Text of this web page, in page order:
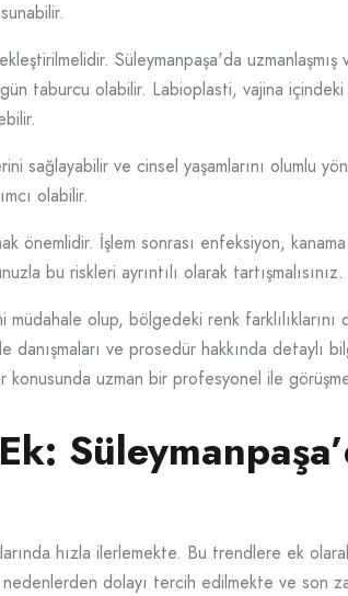
Süleymanpaşa'da
taburcu olabilir. Labioplasti, vajina içindeki
sağlayabilir ve cinsel yaşamlarını olumlu
olabilir.
İşlem sonrası enfeksiyon,
bu riskleri ayrıntılı olarak tartışmalısınız.
olup, bölgedeki renk farklılıklarını
ve prosedür hakkında detaylı
uzman bir profesyonel ile
hızla ilerlemekte. Bu trendlere ek
dolayı tercih edilmekte ve son